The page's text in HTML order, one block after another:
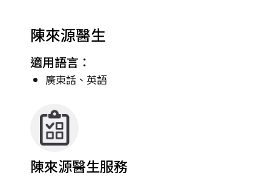
陳來源醫生
適用語言：
廣東話、英語
陳來源醫生服務